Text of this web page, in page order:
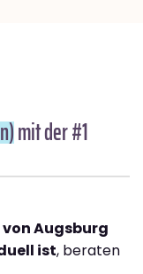
mit der #1
Augsburg
ist, beraten